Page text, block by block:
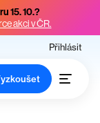
15. 10.?
akci v ČR.
Přihlásit